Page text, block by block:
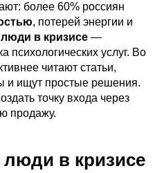
более 60% россиян
, потерей энергии и
люди в кризисе —
психологических услуг. Во
читают статьи,
и ищут простые решения.
точку входа через
продажу.
люди в кризисе